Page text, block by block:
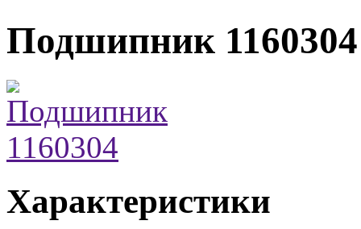
Подшипник 1160304
Характеристики